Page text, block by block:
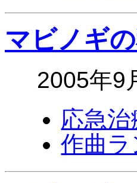
マビノギ
2005年9
応急
作曲